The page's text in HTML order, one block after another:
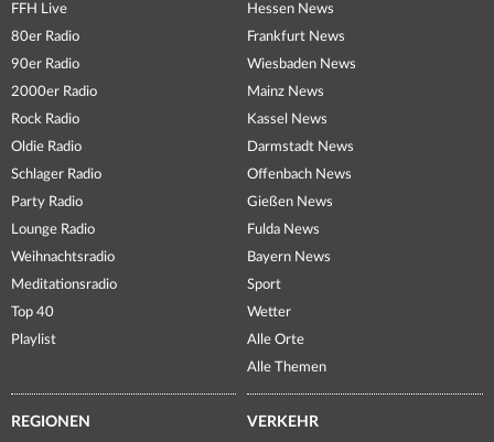
FFH Live
80er Radio
90er Radio
2000er Radio
Rock Radio
Oldie Radio
Schlager Radio
Party Radio
Lounge Radio
Weihnachtsradio
Meditationsradio
Top 40
Playlist
Hessen News
Frankfurt News
Wiesbaden News
Mainz News
Kassel News
Darmstadt News
Offenbach News
Gießen News
Fulda News
Bayern News
Sport
Wetter
Alle Orte
Alle Themen
REGIONEN VERKEHR